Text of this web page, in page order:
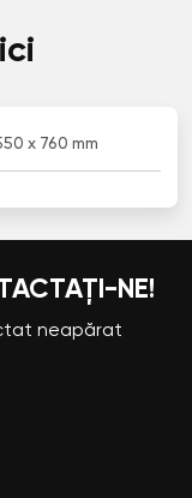
x 760 mm
NE!
neapărat